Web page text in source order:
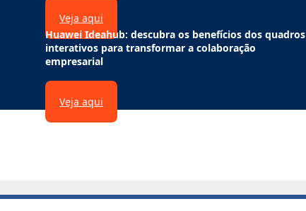
Veja aqui
Huawei Ideahub: descubra os benefícios dos quadros
interativos para transformar a colaboração
empresarial
Veja aqui